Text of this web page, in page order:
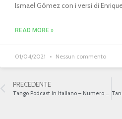
Ismael Gómez con i versi di
READ MORE »
01/04/2021 Nessun commento
PRECEDENTE